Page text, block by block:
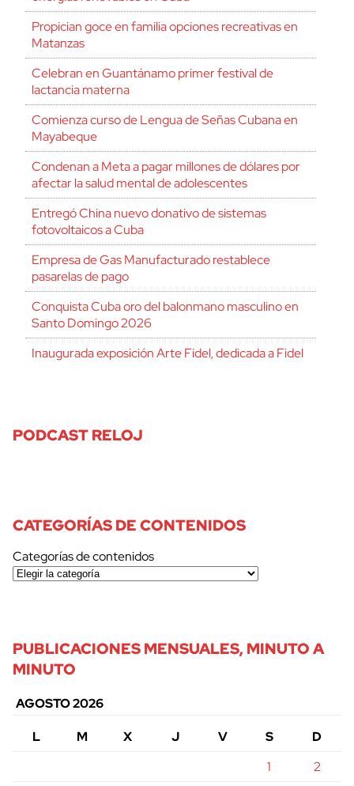
Propician goce en familia opciones recreativas en
Matanzas
Celebran en Guantánamo primer festival de
lactancia materna
Comienza curso de Lengua de Señas Cubana en
Mayabeque
Condenan a Meta a pagar millones de dólares por
afectar la salud mental de adolescentes
Entregó China nuevo donativo de sistemas
fotovoltaicos a Cuba
Empresa de Gas Manufacturado restablece
pasarelas de pago
Conquista Cuba oro del balonmano masculino en
Santo Domingo 2026
Inaugurada exposición Arte Fidel, dedicada a Fidel
PODCAST RELOJ
CATEGORÍAS DE CONTENIDOS
Categorías de contenidos
PUBLICACIONES MENSUALES, MINUTO A
MINUTO
AGOSTO 2026
L
M X J V S
D
1
2